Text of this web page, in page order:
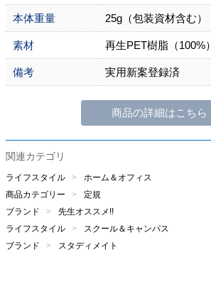
本体重量 25g（包装資材含む）
素材 再生PET樹脂（100%）
備考 実用新案登録済
商品の詳細はこちら
関連カテゴリ
ライフスタイル
ホーム＆オフィス
商品カテゴリー
定規
ブランド
先生オススメ!!
ライフスタイル
スクール＆キャンパス
ブランド
スタディメイト